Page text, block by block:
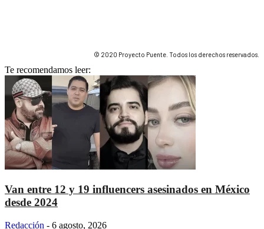
© 2020 Proyecto Puente. Todos los derechos reservados.
Te recomendamos leer:
Van entre 12 y 19 influencers asesinados en México
desde 2024
Redacción - 6 agosto, 2026